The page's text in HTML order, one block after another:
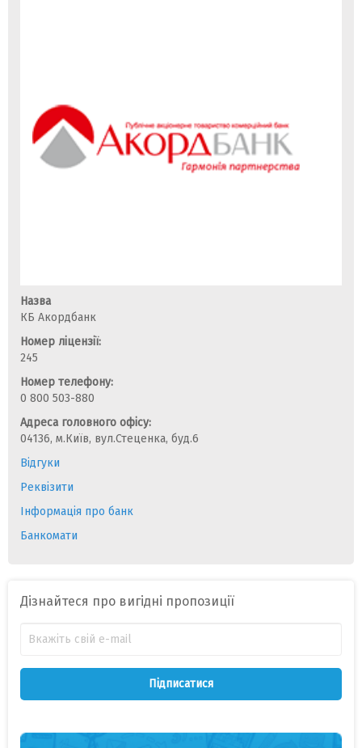
Назва
КБ Акордбанк
Номер ліцензії:
245
Номер телефону:
0 800 503-880
Адреса головного офісу:
04136, м.Київ, вул.Стеценка, буд.6
Відгуки
Реквізити
Інформація про банк
Банкомати
Дізнайтеся про вигідні пропозиції
Підписатися